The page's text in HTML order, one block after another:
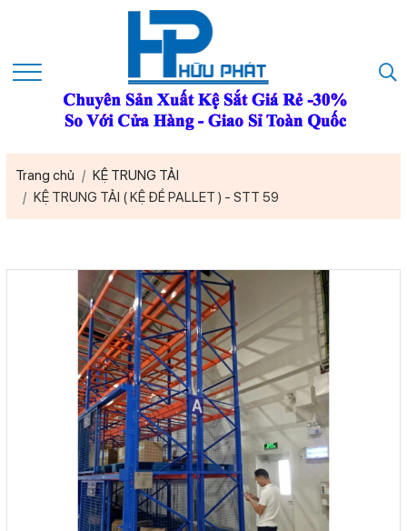
Trang chủ
KỆ TRUNG TẢI
KỆ TRUNG TẢI ( KỆ ĐỂ PALLET ) - STT 59